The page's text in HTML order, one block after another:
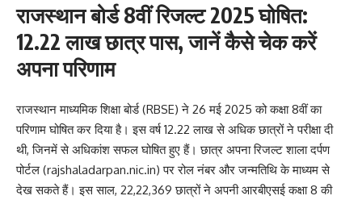
राजस्थान बोर्ड 8वीं रिजल्ट 2025 घोषित:
12.22 लाख छात्र पास, जानें कैसे चेक करें
अपना परिणाम
राजस्थान माध्यमिक शिक्षा बोर्ड (RBSE) ने 26 मई 2025 को कक्षा 8वीं का
परिणाम घोषित कर दिया है। इस वर्ष 12.22 लाख से अधिक छात्रों ने परीक्षा दी
थी, जिनमें से अधिकांश सफल घोषित हुए हैं। छात्र अपना रिजल्ट शाला दर्पण
पोर्टल (rajshaladarpan.nic.in) पर रोल नंबर और जन्मतिथि के माध्यम से
देख सकते हैं। इस साल, 22,22,369 छात्रों ने अपनी आरबीएसई कक्षा 8 की